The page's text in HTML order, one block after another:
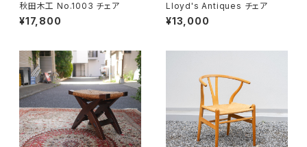
秋田木工 No.1003 チェア
¥17,800
Lloyd's Antiques チェア
¥13,000